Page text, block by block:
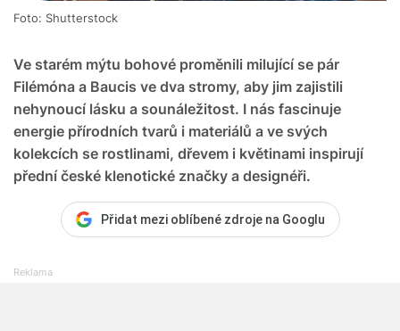
Ve starém mýtu bohové proměnili milující se pár
Filémóna a Baucis ve dva stromy, aby jim zajistili
nehynoucí lásku a sounáležitost. I nás fascinuje
energie přírodních tvarů i materiálů a ve svých
kolekcích se rostlinami, dřevem i květinami inspirují
přední české klenotické značky a designéři.
Foto: Shutterstock
Přidat mezi oblíbené zdroje na Googlu